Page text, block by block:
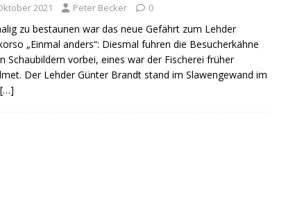
2021 Peter Becker 0
zu bestaunen war das neue Gefährt zum Lehder
„Einmal anders“: Diesmal fuhren die Besucherkähne
Schaubildern vorbei, eines war der Fischerei früher
Der Lehder Günter Brandt stand im Slawengewand im
[…]